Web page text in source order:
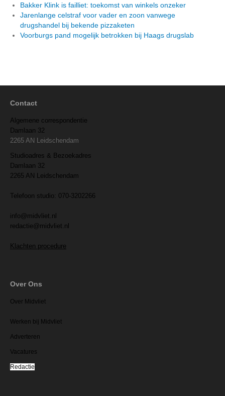
Bakker Klink is failliet: toekomst van winkels onzeker
Jarenlange celstraf voor vader en zoon vanwege
drugshandel bij bekende pizzaketen
Voorburgs pand mogelijk betrokken bij Haags drugslab
Contact
Algemene correspondentie
Damlaan 32
2265 AN Leidschendam
Studioadres & Bezoekadres
Damlaan 32
2265 AN Leidschendam
Telefoon studio: 070-3202266
info@midvliet.nl
redactie@midvliet.nl
Klachten procedure
Over Ons
Over Midvliet
Werken bij Midvliet
Adverteren
Vacatures
Redactie